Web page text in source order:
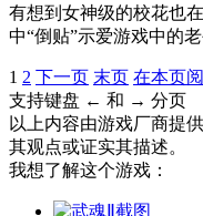
有想到女神级的校花也
中“倒贴”示爱游戏中的
1 2 下一页 末页 在本页
支持键盘 ← 和 → 分页
以上内容由游戏厂商提
其观点或证实其描述。
我想了解这个游戏：